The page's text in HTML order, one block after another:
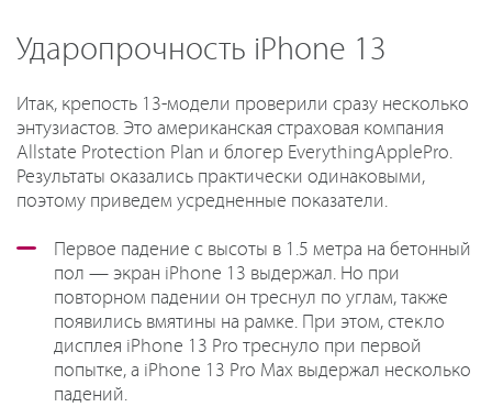
Ударопрочность iPhone 13
Итак, крепость 13-модели проверили сразу несколько
энтузиастов. Это американская страховая компания
Allstate Protection Plan и блогер EverythingApplePro.
Результаты оказались практически одинаковыми,
поэтому приведем усредненные показатели.
Первое падение с высоты в 1.5 метра на бетонный
пол — экран iPhone 13 выдержал. Но при
повторном падении он треснул по углам, также
появились вмятины на рамке. При этом, стекло
дисплея iPhone 13 Pro треснуло при первой
попытке, а iPhone 13 Pro Max выдержал несколько
падений.